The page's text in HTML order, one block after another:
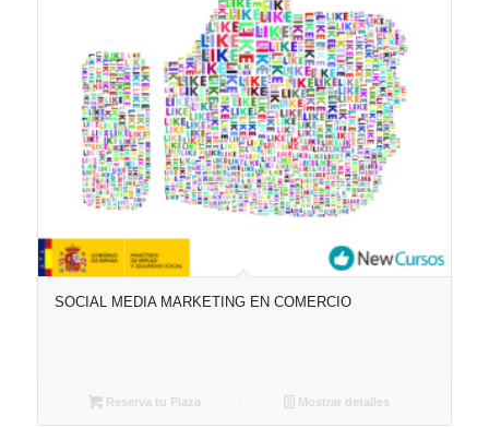
SOCIAL MEDIA MARKETING EN COMERCIO
Reserva tu Plaza Mostrar detalles